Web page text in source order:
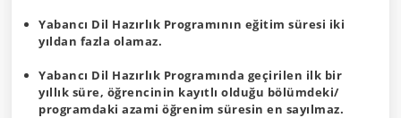
Yabancı Dil Hazırlık Programının eğitim süresi iki
yıldan fazla olamaz.
Yabancı Dil Hazırlık Programında geçirilen ilk bir
yıllık süre, öğrencinin kayıtlı olduğu bölümdeki/
programdaki azami öğrenim süresin en sayılmaz.